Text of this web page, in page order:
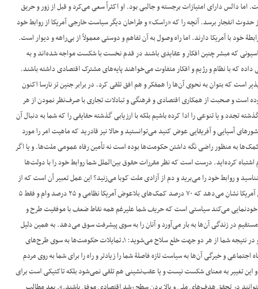
دالس دارای امتیازات برجسته و جالبی بود. او اکثراً سعی می‌کرد و قبل از زور و حریق
حدوث انفجار برسد. آنچه را که «راسک» و طراحان دیگر سیاست خارجی آمریکا از روابط خود
با آمریکا دارند. اما راه وصول به آن تفاهم و دوستی معمولاً از بی‌راهه و دیوار است.
که مبشر چنین افکار و عقایدی باشند در قدم نخست با شکست مواجه شده‌اند و به
که با نظام و رژیم و افکار متفاوت می‌خواهند پایه‌های مشترک اقتصادی داشته باشند.
که بتوان به نحوی آن‌ها را همفکر و هم افق تلقی کرد. در برابر جنین تز نارسا اکنون
است و صحبت از همکاری اقتصادی و فرهنگی و تبادلات تجاری با صرف‌نظر نمودن از هر
و یا تنوعی را ادا کرده باشیم بلکه با ارزیابی گذشته حقایقی را که شما به دنبال آن
آسیایی و آفریقایی عوض کنید می‌توانستید و حالا نیز قادرید که ماهیت امر را مورد
به منظور راضی نگه داشتن حکومت‌ها بوده است نه تأمین رفاه عمومی ملت‌ها. و یا اگر
کرده‌اید. درست است که نظر مقررات حقوق بین‌الملل شما روابط خود را با دولت‌ها
و روابط خود را می‌برید و دم از آزادی ملت کوبا می‌زنید؟ این عمل تعبیر آن است که از
نظر شما رفاه عامه و توسعۀ اقتصادی ملل مسئلۀ اساسی است نه چیز دیگر. بررسی کمک‌های آمریکا نشان می‌دهد که ۷۰ درصد کمک‌های بلاعوض آمریکا نظامی و ۲۵ درصد وام و فقط ۵
درصد در زمینه‌های رفاه اجتماعی بوده است. آنچه دنیای تازه‌ای در برابر کشورهای مستقل خودنمایی می‌کند سیاستی است که حریف شما علی‎رغم همه نقاط ضعف با موفقیت طرح و
در زندگی آن‌ها به بار می‌آورد و آنان را به سوی پیشرفت سوق می‌دهد. به همین دلیل
بی‌آن‌که به جنبه‌های دیگر توجه داشته باشند به روشنی و درخشندگی تازه‌ای خیره می‌شوند و در نتیجه شما از هر دو جهت خلع سلاح می‌شوید: ۱ـ تمایلات حکومت‌ها به سوی طرح‌های
باطنی مردم به رشد و توسعۀ رفاه اجتماعی و خیر‌گی آن‌ها به سیاست تازه فاصلۀ شما را زیادتر و راه را برای شما به روی مردم
تغییر به معنای شکست نیست و یا عقب‌نشینی هم تلقی نمی‌شود بلکه تاکتیکی است برای